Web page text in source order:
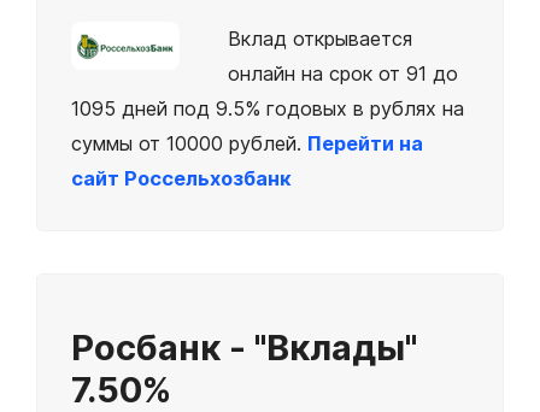
Вклад открывается
онлайн на срок от 91 до
1095 дней под 9.5% годовых в рублях на
суммы от 10000 рублей. Перейти на
сайт Россельхозбанк
Росбанк - "Вклады"
7.50%